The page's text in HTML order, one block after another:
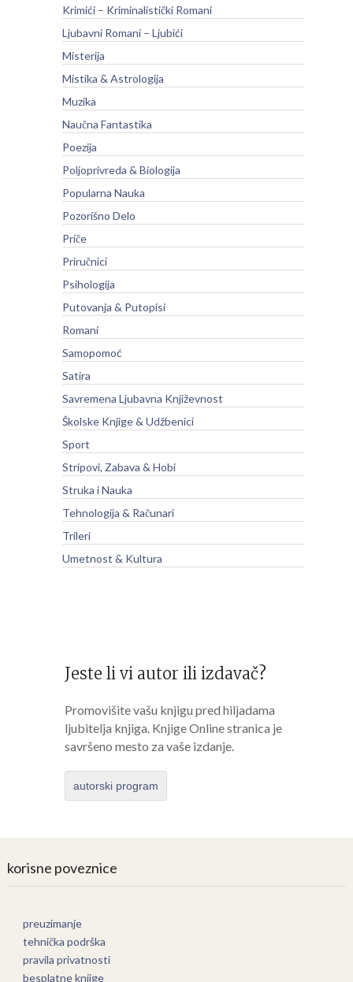
Krimići – Kriminalistički Romani
Ljubavni Romani – Ljubići
Misterija
Mistika & Astrologija
Muzika
Naučna Fantastika
Poezija
Poljoprivreda & Biologija
Popularna Nauka
Pozorišno Delo
Priče
Priručnici
Psihologija
Putovanja & Putopisi
Romani
Samopomoć
Satira
Savremena Ljubavna Književnost
Školske Knjige & Udžbenici
Sport
Stripovi, Zabava & Hobi
Struka i Nauka
Tehnologija & Računari
Trileri
Umetnost & Kultura
Jeste li vi autor ili izdavač?
Promovišite vašu knjigu pred hiljadama
ljubitelja knjiga. Knjige Online stranica je
savršeno mesto za vaše izdanje.
autorski program
korisne poveznice
preuzimanje
tehnička podrška
pravila privatnosti
besplatne knjige